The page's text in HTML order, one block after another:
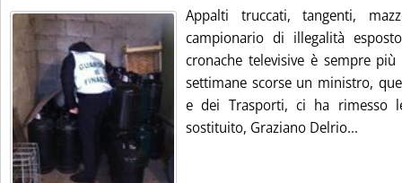
Appalti truccati, tangenti,
campionario di illegalità
cronache televisive è sempre
settimane scorse un ministro,
e dei Trasporti, ci ha rimesso
sostituito, Graziano Delrio...